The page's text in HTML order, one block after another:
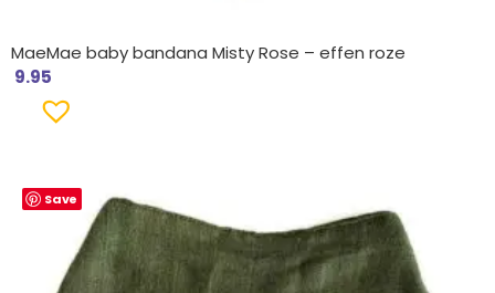
MaeMae baby bandana Misty Rose – effen roze
9.95
Save